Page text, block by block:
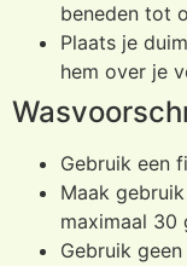
beneden tot
Plaats je
hem over je
Gebruik een
Maak
maximaal 30
Gebruik